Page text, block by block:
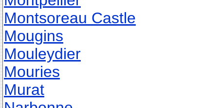
Montsoreau Castle
Mougins
Mouleydier
Mouries
Murat